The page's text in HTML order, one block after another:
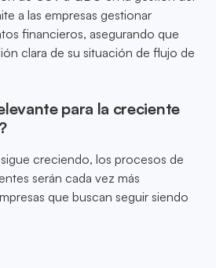
a las empresas gestionar
financieros, asegurando que
clara de su situación de flujo de
para la creciente
creciendo, los procesos de
serán cada vez más
que buscan seguir siendo